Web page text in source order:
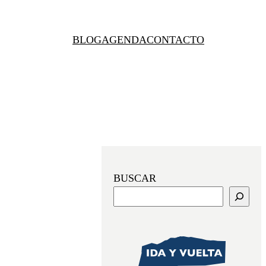
BLOGAGENDACONTACTO
BUSCAR